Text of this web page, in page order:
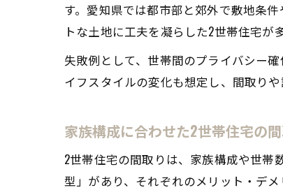
す。愛知県では都市部と郊外で敷地条
トな土地に工夫を凝らした2世帯住宅が
失敗例として、世帯間のプライバシー
イフスタイルの変化も想定し、間取り
家族構成に合わせた2世帯住宅の
2世帯住宅の間取りは、家族構成や世帯
型」があり、それぞれのメリット・デ